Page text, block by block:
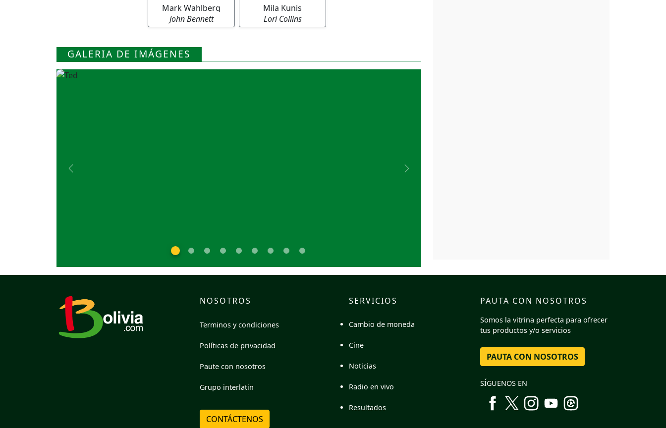
Mark Wahlberg
John Bennett
Mila Kunis
Lori Collins
GALERIA DE IMÁGENES
Previous Next
NOSOTROS
Terminos y condiciones
Políticas de privacidad
Paute con nosotros
Grupo interlatin
CONTÁCTENOS
SERVICIOS
Cambio de moneda
Cine
Noticias
Radio en vivo
Resultados
PAUTA CON NOSOTROS
Somos la vitrina perfecta para ofrecer
tus productos y/o servicios
PAUTA CON NOSOTROS
SÍGUENOS EN